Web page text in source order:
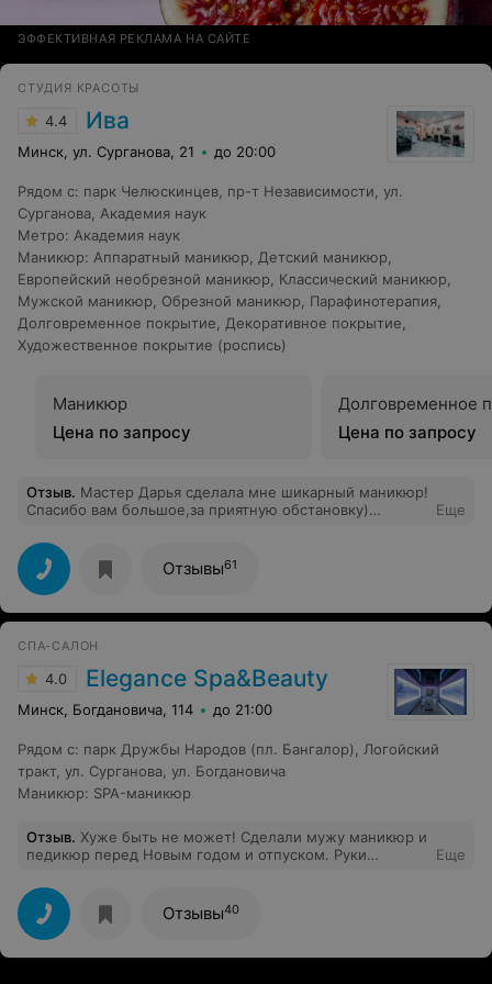
ЭФФЕКТИВНАЯ РЕКЛАМА НА САЙТЕ
СТУДИЯ КРАСОТЫ
4.4 Ива
Минск, ул. Сурганова, 21 до 20:00
Рядом с: парк Челюскинцев, пр-т Независимости, ул.
Сурганова, Академия наук
Метро: Академия наук
Маникюр: Аппаратный маникюр, Детский маникюр,
Европейский необрезной маникюр, Классический маникюр,
Мужской маникюр, Обрезной маникюр, Парафинотерапия,
Долговременное покрытие, Декоративное покрытие,
Художественное покрытие (роспись)
Маникюр
Цена по запросу
Долговременное
Цена по запросу
Отзыв. Мастер Дарья сделала мне шикарный маникюр!
Спасибо вам большое,за приятную обстановку)
огромное!
Еще
Отзывы61
СПА-САЛОН
4.0 Elegance Spa&Beauty
Минск, Богдановича, 114 до 21:00
Рядом с: парк Дружбы Народов (пл. Бангалор), Логойский
тракт, ул. Сурганова, ул. Богдановича
Маникюр: SPA-маникюр
Отзыв. Хуже быть не может! Сделали мужу маникюр и
педикюр перед Новым годом и отпуском. Руки
на кнопку хом в айфоне, ногти были обрезаны на
столько сильно, что даже кровоточили. А про ноги, вот
там было все намного хуже... На сливках читала
отзывы, там много было негатива, но я решила, что
руководство Салона принимает меры. За столько
Еще
Отзывы40